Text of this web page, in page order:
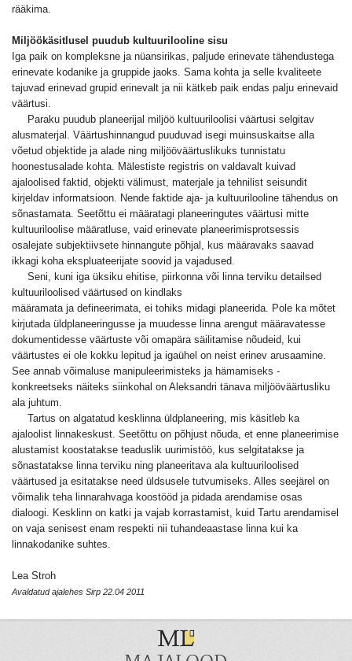
rääkima.
Miljöökäsitlusel puudub kultuurilooline sisu
Iga paik on kompleksne ja nüansirikas, paljude erinevate tähendustega
erinevate kodanike ja gruppide jaoks. Sama kohta ja selle kvaliteete
tajuvad erinevad grupid erinevalt ja nii kätkeb paik endas palju erinevaid
väärtusi.
Paraku puudub planeerijal miljöö kultuuriloolisi väärtusi selgitav
alusmaterjal. Väärtushinnangud puuduvad isegi muinsuskaitse alla
võetud objektide ja alade ning miljööväärtuslikuks tunnistatu
hoonestusalade kohta. Mälestiste registris on valdavalt kuivad
ajaloolised faktid, objekti välimust, materjale ja tehnilist seisundit
kirjeldav informatsioon. Nende faktide aja- ja kultuurilooline tähendus on
sõnastamata. Seetõttu ei määratagi planeeringutes väärtusi mitte
kultuuriloolise määratluse, vaid erinevate planeerimisprotsessis
osalejate subjektiivsete hinnangute põhjal, kus määravaks saavad
ikkagi koha ekspluateerijate soovid ja vajadused.
Seni, kuni iga üksiku ehitise, piirkonna või linna terviku detailsed
kultuuriloolised väärtused on kindlaks
määramata ja defineerimata, ei tohiks midagi planeerida. Pole ka mõtet
kirjutada üldplaneeringusse ja muudesse linna arengut määravatesse
dokumentidesse väärtuste või omapära säilitamise nõudeid, kui
väärtustes ei ole kokku lepitud ja igaühel on neist erinev arusaamine.
See annab võimaluse manipuleerimisteks ja hämamiseks -
konkreetseks näiteks siinkohal on Aleksandri tänava miljööväärtusliku
ala juhtum.
Tartus on algatatud kesklinna üldplaneering, mis käsitleb ka
ajaloolist linnakeskust. Seetõttu on põhjust nõuda, et enne planeerimise
alustamist koostatakse teaduslik uurimistöö, kus selgitatakse ja
sõnastatakse linna terviku ning planeeritava ala kultuuriloolised
väärtused ja esitatakse need üldsusele tutvumiseks. Alles seejärel on
võimalik teha linnarahvaga koostööd ja pidada arendamise osas
dialoogi. Kesklinn on katki ja vajab korrastamist, kuid Tartu arendamisel
on vaja senisest enam respekti nii tuhandeaastase linna kui ka
linnakodanike suhtes.
Lea Stroh
Avaldatud ajalehes Sirp 22.04 2011